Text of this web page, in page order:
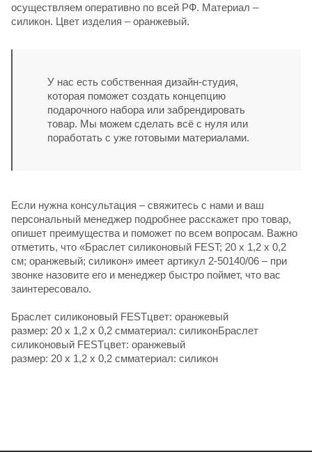
осуществляем оперативно по всей РФ. Материал –
силикон. Цвет изделия – оранжевый.
У нас есть собственная дизайн-студия,
которая поможет создать концепцию
подарочного набора или забрендировать
товар. Мы можем сделать всё с нуля или
поработать с уже готовыми материалами.
Если нужна консультация – свяжитесь с нами и ваш
персональный менеджер подробнее расскажет про товар,
опишет преимущества и поможет по всем вопросам. Важно
отметить, что «Браслет силиконовый FEST; 20 x 1,2 x 0,2
см; оранжевый; силикон» имеет артикул 2-50140/06 – при
звонке назовите его и менеджер быстро поймет, что вас
заинтересовало.
Браслет силиконовый FESTцвет: оранжевый
размер: 20 x 1,2 x 0,2 смматериал: силиконБраслет
силиконовый FESTцвет: оранжевый
размер: 20 x 1,2 x 0,2 смматериал: силикон